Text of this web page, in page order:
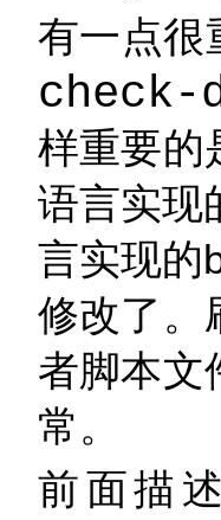
有一点很
check-
样重要的
语言实现
言实现的
修改了。
者脚本文
常。
前面描